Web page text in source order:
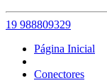
19 988809329
Página Inicial
Conectores